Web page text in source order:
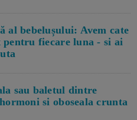
al bebelușului: Avem cate
fiecare luna - si ai
sau baletul dintre
si oboseala crunta